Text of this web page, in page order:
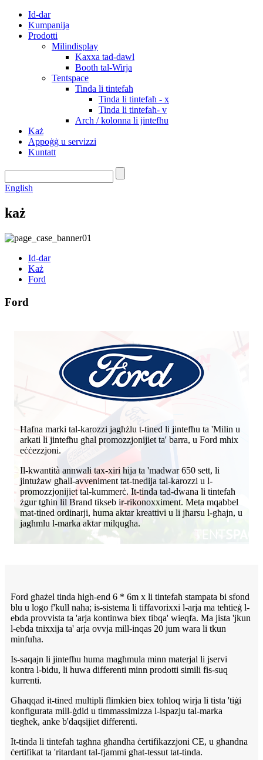
Id-dar
Kumpanija
Prodotti
Milindisplay
Kaxxa tad-dawl
Booth tal-Wirja
Tentspace
Tinda li tintefaħ
Tinda li tintefaħ - x
Tinda li tintefaħ- v
Arch / kolonna li jintefħu
Każ
Appoġġ u servizzi
Kuntatt
English
każ
Id-dar
Każ
Ford
Ford
Ħafna marki tal-karozzi jagħżlu t-tined li jintefħu ta 'Milin u
arkati li jintefħu għal promozzjonijiet ta' barra, u Ford mhix
eċċezzjoni.
Il-kwantità annwali tax-xiri hija ta 'madwar 650 sett, li
jintużaw għall-avveniment tat-tnedija tal-karozzi u l-
promozzjonijiet tal-kummerċ. It-tinda tad-dwana li tintefaħ
żgur tgħin lil Brand tikseb ir-rikonoxximent. Meta mqabbel
mat-tined ordinarji, huma aktar kreattivi u li jħarsu l-għajn, u
jagħmlu l-marka aktar milqugħa.
Ford għażel tinda high-end 6 * 6m x li tintefaħ stampata bi sfond
blu u logo f'kull naħa; is-sistema li tiffavorixxi l-arja ma teħtieġ l-
ebda provvista ta 'arja kontinwa biex tibqa' wieqfa. Ma jista 'jkun
l-ebda tnixxija ta' arja ovvja mill-inqas 20 jum wara li tkun
minfuħa.
Is-saqajn li jintefħu huma magħmula minn materjal li jservi
kontra l-bidu, li huwa differenti minn prodotti simili fis-suq
kurrenti.
Għaqqad it-tined multipli flimkien biex toħloq wirja li tista 'tiġi
konfigurata mill-ġdid u timmassimizza l-ispazju tal-marka
tiegħek, anke b'daqsijiet differenti.
It-tinda li tintefaħ tagħna għandha ċertifikazzjoni CE, u għandna
ċertifikat ta 'ritardant tal-fjammi għat-tessut tat-tinda.